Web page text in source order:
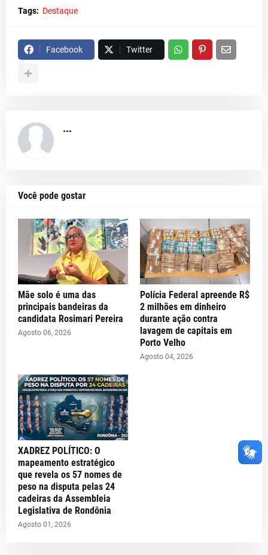
Tags: Destaque
Facebook Twitter
...
Você pode gostar
Mãe solo é uma das
principais bandeiras da
candidata Rosimari Pereira
Agosto 06, 2026
Polícia Federal apreende R$
2 milhões em dinheiro
durante ação contra
lavagem de capitais em
Porto Velho
Agosto 04, 2026
XADREZ POLÍTICO: O
mapeamento estratégico
que revela os 57 nomes de
peso na disputa pelas 24
cadeiras da Assembleia
Legislativa de Rondônia
Agosto 01, 2026